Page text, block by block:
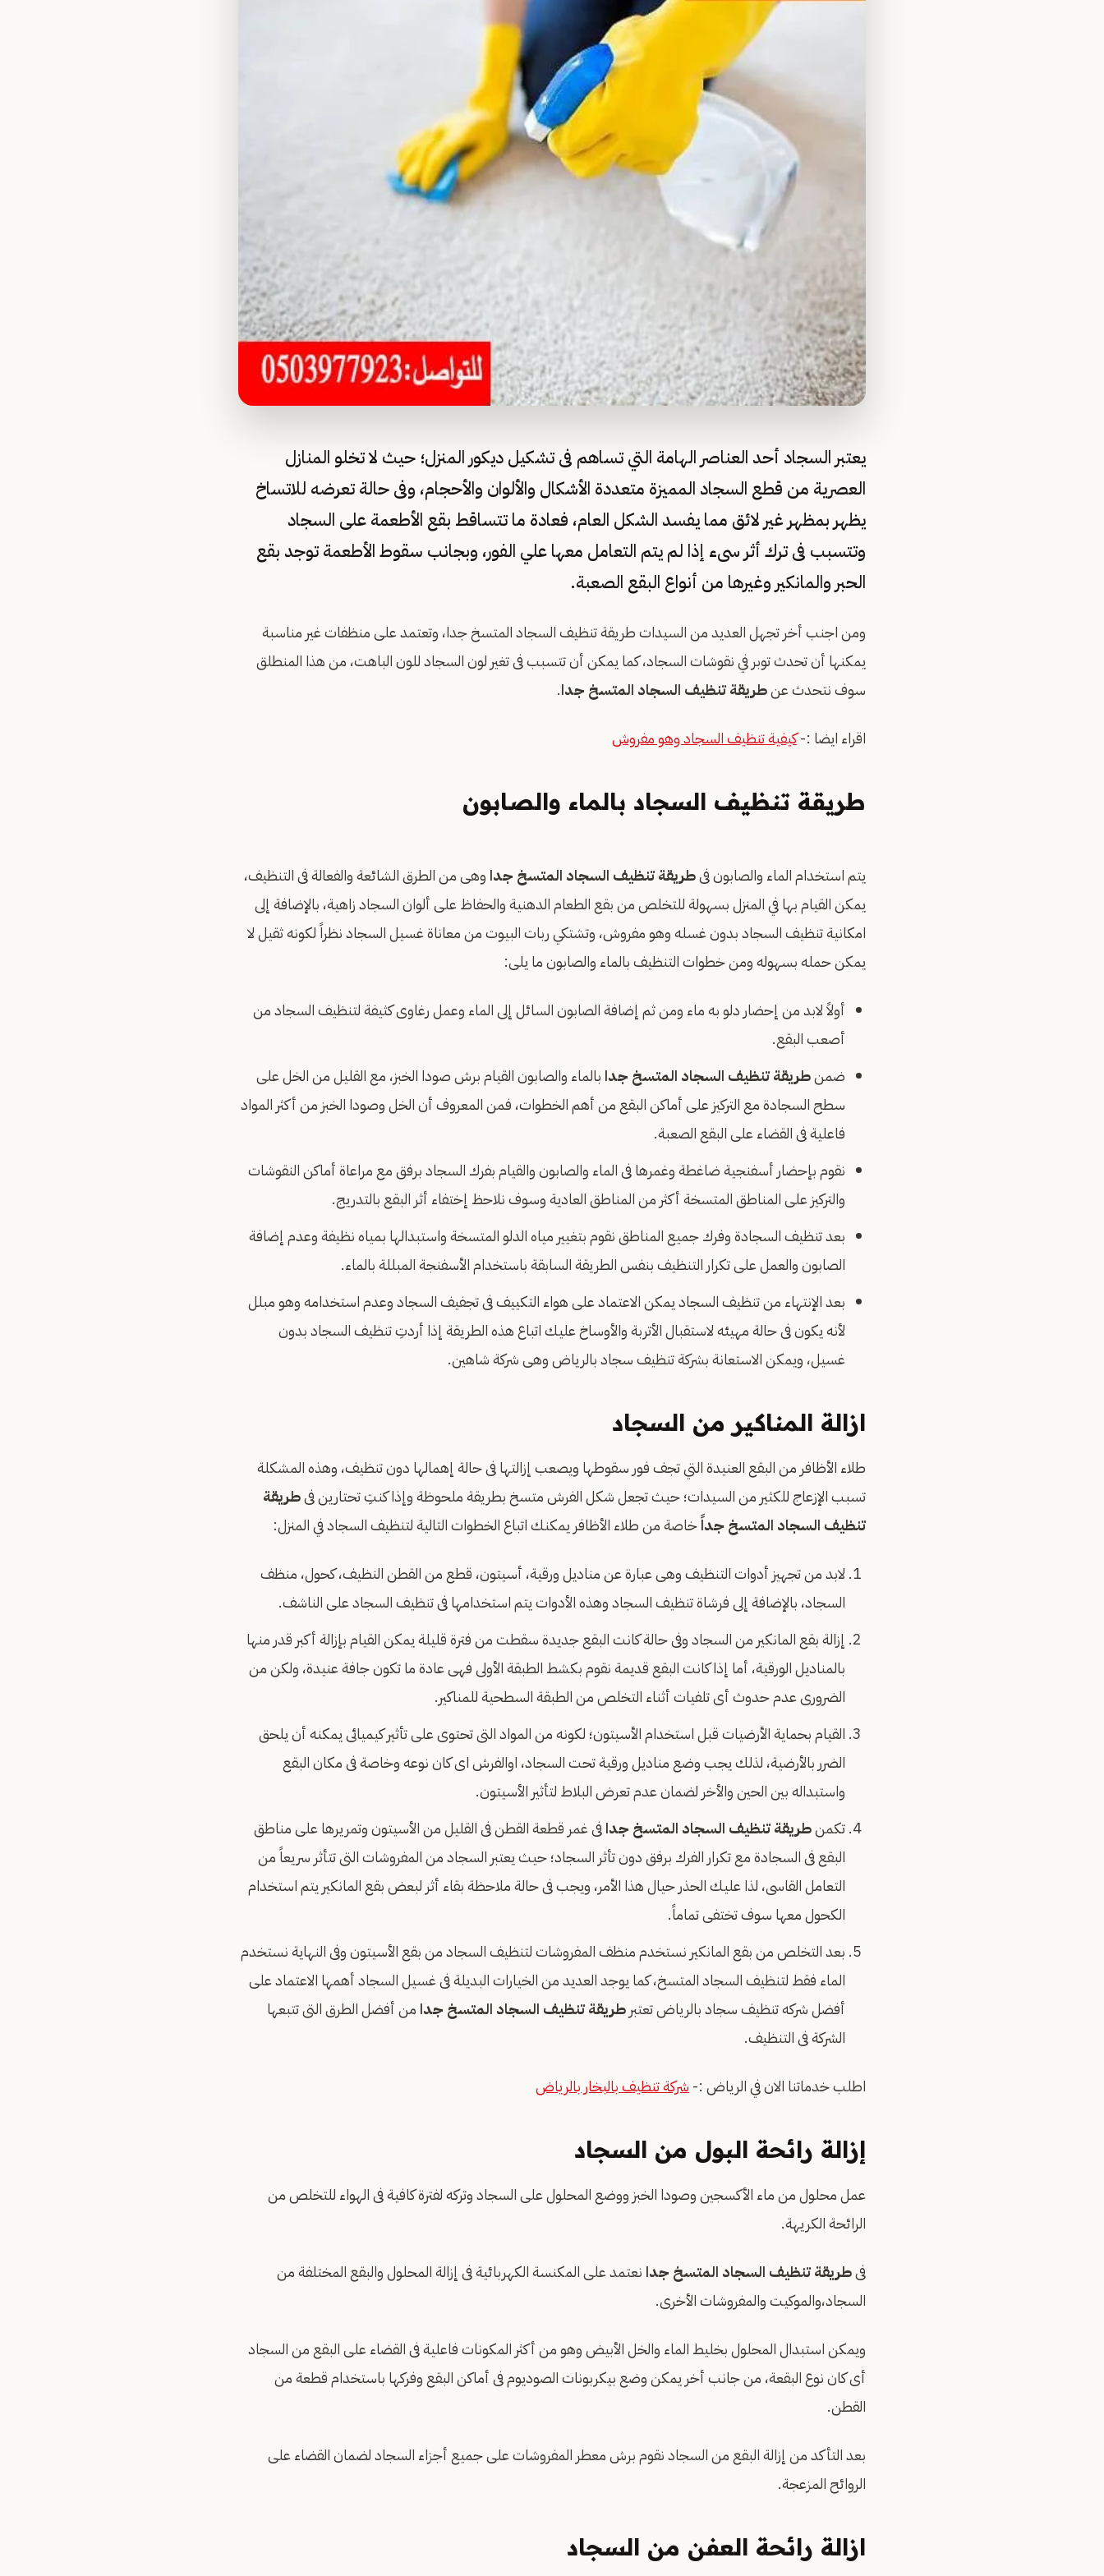
يعتبر السجاد أحد العناصر الهامة التي تساهم فى تشكيل ديكور المنزل؛ حيث لا تخلو المنازل
العصرية من قطع السجاد المميزة متعددة الأشكال والألوان والأحجام، وفى حالة تعرضه للاتساخ
يظهر بمظهر غير لائق مما يفسد الشكل العام، فعادة ما تتساقط بقع الأطعمة على السجاد
وتتسبب فى ترك أثر سىء إذا لم يتم التعامل معها علي الفور، وبجانب سقوط الأطعمة توجد بقع
الحبر والمانكير وغيرها من أنواع البقع الصعبة.
ومن اجنب أخر تجهل العديد من السيدات طريقة تنظيف السجاد المتسخ جدا، وتعتمد على منظفات غير مناسبة
يمكنها أن تحدث توبر في نقوشات السجاد، كما يمكن أن تتسبب فى تغير لون السجاد للون الباهت، من هذا المنطلق
سوف نتحدث عنطريقة تنظيف السجاد المتسخ جدا.
اقراء ايضا :-كيفية تنظيف السجاد وهو مفروش
طريقة تنظيف السجاد بالماء والصابون
يتم استخدام الماء والصابون فىطريقة تنظيف السجاد المتسخ جدا وهى من الطرق الشائعة والفعالة فى التنظيف،
يمكن القيام بها في المنزل بسهولة للتخلص من بقع الطعام الدهنية والحفاظ على ألوان السجاد زاهية، بالإضافة إلى
امكانية تنظيف السجاد بدون غسله وهو مفروش، وتشتكي ربات البيوت من معاناة غسيل السجاد نظراً لكونه ثقيل لا
يمكن حمله بسهوله ومن خطوات التنظيف بالماء والصابون ما يلى:
أولاً لابد من إحضار دلو به ماء ومن ثم إضافة الصابون السائل إلى الماء وعمل رغاوى كثيفة لتنظيف السجاد من
أصعب البقع.
ضمنطريقة تنظيف السجاد المتسخ جدا بالماء والصابون القيام برش صودا الخبز، مع القليل من الخل على
سطح السجادة مع التركيز على أماكن البقع من أهم الخطوات، فمن المعروف أن الخل وصودا الخبز من أكثر المواد
فاعلية فى القضاء على البقع الصعبة.
نقوم بإحضار أسفنجية ضاغطة وغمرها فى الماء والصابون والقيام بفرك السجاد برفق مع مراعاة أماكن النقوشات
والتركيز على المناطق المتسخة أكثر من المناطق العادية وسوف نلاحظ إختفاء أثر البقع بالتدريج.
بعد تنظيف السجادة وفرك جميع المناطق نقوم بتغيير مياه الدلو المتسخة واستبدالها بمياه نظيفة وعدم إضافة
الصابون والعمل على تكرار التنظيف بنفس الطريقة السابقة باستخدام الأسفنجة المبللة بالماء.
بعد الإنتهاء من تنظيف السجاد يمكن الاعتماد على هواء التكييف فى تجفيف السجاد وعدم استخدامه وهو مبلل
لأنه يكون فى حالة مهيئه لاستقبال الأتربة والأوساخ عليك اتباع هذه الطريقة إذا أردتِ تنظيف السجاد بدون
غسيل، ويمكن الاستعانة بشركة تنظيف سجاد بالرياض وهى شركة شاهين.
ازالة المناكير من السجاد
طلاء الأظافر من البقع العنيدة التي تجف فور سقوطها ويصعب إزالتها فى حالة إهمالها دون تنظيف، وهذه المشكلة
تسبب الإزعاج للكثير من السيدات؛ حيث تجعل شكل الفرش متسخ بطريقة ملحوظة وإذا كنتِ تحتارين فىطريقة
تنظيف السجاد المتسخ جداًخاصة من طلاء الأظافر يمكنك اتباع الخطوات التالية لتنظيف السجاد في المنزل:
لابد من تجهيز أدوات التنظيف وهى عبارة عن مناديل ورقية، أسيتون، قطع من القطن النظيف، كحول، منظف
السجاد، بالإضافة إلى فرشاة تنظيف السجاد وهذه الأدوات يتم استخدامها فى تنظيف السجاد على الناشف.
إزالة بقع المانكير من السجاد وفى حالة كانت البقع جديدة سقطت من فترة قليلة يمكن القيام بإزالة أكبر قدر منها
بالمناديل الورقية، أما إذا كانت البقع قديمة نقوم بكشط الطبقة الأولى فهى عادة ما تكون جافة عنيدة، ولكن من
الضرورى عدم حدوث أى تلفيات أثناء التخلص من الطبقة السطحية للمناكير.
القيام بحماية الأرضيات قبل استخدام الأسيتون؛ لكونه من المواد التى تحتوى على تأثير كيميائى يمكنه أن يلحق
الضرر بالأرضية، لذلك يجب وضع مناديل ورقية تحت السجاد، اوالفرش اى كان نوعه وخاصة فى مكان البقع
واستبداله بين الحين والأخر لضمان عدم تعرض البلاط لتأثير الأسيتون.
تكمنطريقة تنظيف السجاد المتسخ جدافى غمر قطعة القطن فى القليل من الأسيتون وتمريرها على مناطق
البقع فى السجادة مع تكرار الفرك برفق دون تأثر السجاد؛ حيث يعتبر السجاد من المفروشات التى تتأثر سريعاً من
التعامل القاسى، لذا عليك الحذر حيال هذا الأمر، ويجب فى حالة ملاحظة بقاء أثر لبعض بقع المانكير يتم استخدام
الكحول معها سوف تختفى تماماً.
بعد التخلص من بقع المانكير نستخدم منظف المفروشات لتنظيف السجاد من بقع الأسيتون وفى النهاية نستخدم
الماء فقط لتنظيف السجاد المتسخ، كما يوجد العديد من الخيارات البديلة فى غسيل السجاد أهمها الاعتماد على
أفضل شركه تنظيف سجاد بالرياض تعتبرطريقة تنظيف السجاد المتسخ جدا من أفضل الطرق التى تتبعها
الشركة فى التنظيف.
اطلب خدماتنا الان في الرياض :- شركة تنظيف بالبخار بالرياض
إزالة رائحة البول من السجاد
عمل محلول من ماء الأكسجين وصودا الخبز ووضع المحلول على السجاد وتركه لفترة كافية فى الهواء للتخلص من
الرائحة الكريهة.
فىطريقة تنظيف السجاد المتسخ جدا نعتمد على المكنسة الكهربائية فى إزالة المحلول والبقع المختلفة من
السجاد،والموكيت والمفروشات الأخرى.
ويمكن استبدال المحلول بخليط الماء والخل الأبيض وهو من أكثر المكونات فاعلية فى القضاء على البقع من السجاد
أى كان نوع البقعة، من جانب أخر يمكن وضع بيكربونات الصوديوم فى أماكن البقع وفركها باستخدام قطعة من
القطن.
بعد التأكد من إزالة البقع من السجاد نقوم برش معطر المفروشات على جميع أجزاء السجاد لضمان القضاء على
الروائح المزعجة.
ازالة رائحة العفن من السجاد